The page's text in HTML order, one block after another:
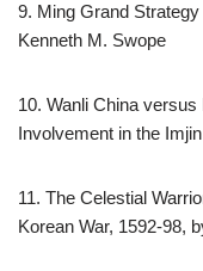
9. Ming Grand
Kenneth M. Swope
10. Wanli China versus
Involvement in the
11. The Celestial
Korean War, 1592-98,